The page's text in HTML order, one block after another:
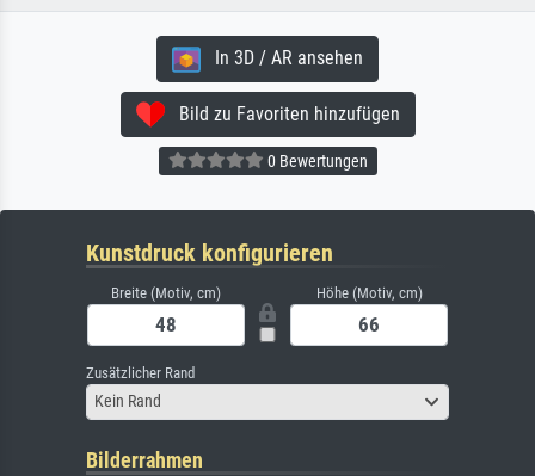
In 3D / AR ansehen
Bild zu Favoriten hinzufügen
0 Bewertungen
Kunstdruck konfigurieren
Breite (Motiv, cm) Höhe (Motiv, cm)
Zusätzlicher Rand
Kein Rand
Bilderrahmen